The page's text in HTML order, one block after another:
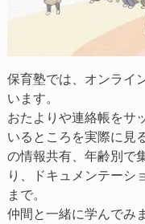
保育塾では、オンライ
います。
おたよりや連絡帳をサ
いるところを実際に見
の情報共有、年齢別で
り、ドキュメンテーシ
まで。
仲間と一緒に学んでみ